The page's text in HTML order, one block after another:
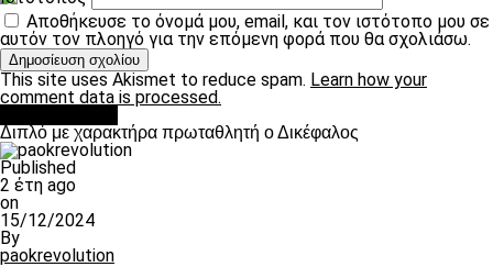
Αποθήκευσε το όνομά μου, email, και τον ιστότοπο μου σε
αυτόν τον πλοηγό για την επόμενη φορά που θα σχολιάσω.
This site uses Akismet to reduce spam. Learn how your
comment data is processed.
Διπλό με χαρακτήρα πρωταθλητή ο Δικέφαλος
Published
2 έτη ago
on
15/12/2024
By
paokrevolution